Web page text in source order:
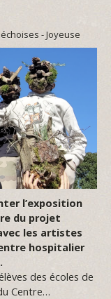
- Joyeuse
l’exposition
du projet
les artistes
hospitalier
des écoles de
Centre…